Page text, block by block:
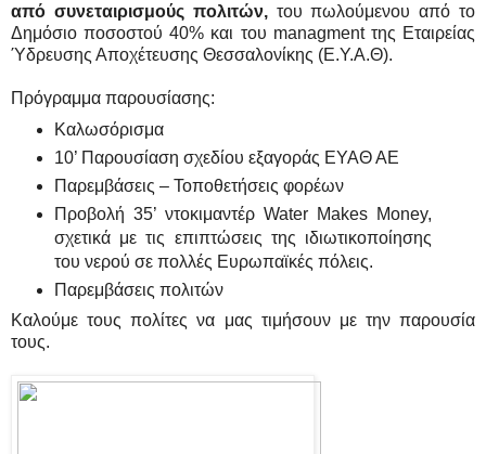
από συνεταιρισμούς πολιτών,του πωλούμενου από το
Δημόσιο ποσοστού 40% και του managment της Εταιρείας
Ύδρευσης Αποχέτευσης Θεσσαλονίκης (Ε.Υ.Α.Θ).
Πρόγραμμα παρουσίασης:
Καλωσόρισμα
10’ Παρουσίαση σχεδίου εξαγοράς ΕΥΑΘ ΑΕ
Παρεμβάσεις – Τοποθετήσεις φορέων
Προβολή 35’ ντοκιμαντέρ Water Makes Money,
σχετικά με τις επιπτώσεις της ιδιωτικοποίησης
του νερού σε πολλές Ευρωπαϊκές πόλεις.
Παρεμβάσεις πολιτών
Καλούμε τους πολίτες να μας τιμήσουν με την παρουσία
τους.